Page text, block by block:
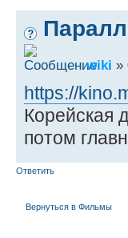
wiki »
https://
Корейская
потом
Ответить
Вернуться в Фильмы